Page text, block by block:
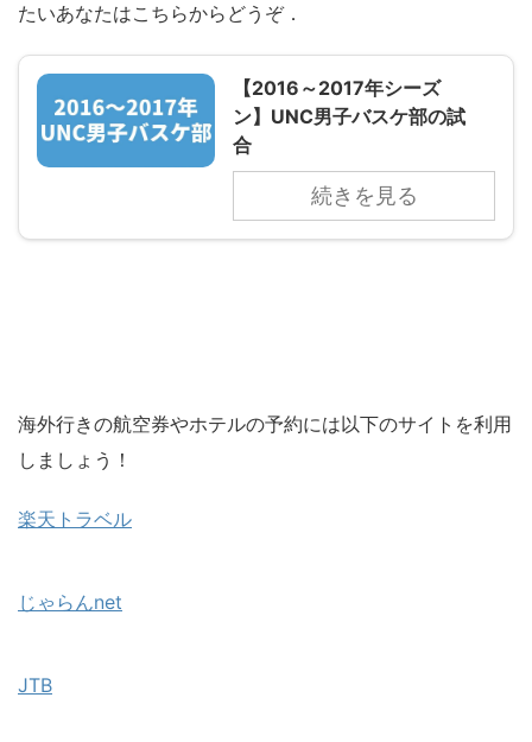
たいあなたはこちらからどうぞ．
【2016～2017年シーズ
ン】UNC男子バスケ部の試
合
続きを見る
海外行きの航空券やホテルの予約には以下のサイトを利用
しましょう！
楽天トラベル
じゃらんnet
JTB